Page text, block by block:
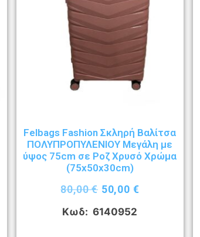
Felbags Fashion Σκληρή Βαλίτσα
ΠΟΛΥΠΡΟΠΥΛΕΝΙΟΥ Μεγάλη με
ύψος 75cm σε Ροζ Χρυσό Χρώμα
(75x50x30cm)
80,00€ 50,00 €
Κωδ: 6140952